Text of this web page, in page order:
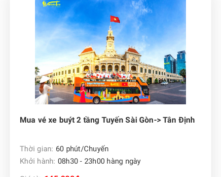
Mua vé xe buýt 2 tầng Tuyến Sài Gòn-> Tân Định
Thời gian: 60 phút/Chuyến
Khởi hành: 08h30 - 23h00 hàng ngày